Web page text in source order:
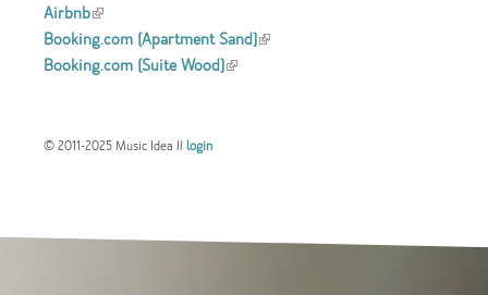
Airbnb(link is external)
Booking.com (Apartment Sand)(link is
Booking.com (Suite Wood)(link is external)
© 2011-2025 Music Idea //login